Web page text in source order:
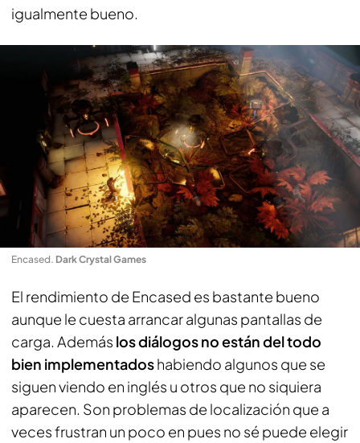
igualmente bueno.
Encased. Dark Crystal Games
El rendimiento de Encased es bastante bueno
aunque le cuesta arrancar algunas pantallas de
carga. Además los diálogos no están del todo
bien implementadoshabiendo algunos que se
siguen viendo en inglés u otros que no siquiera
aparecen. Son problemas de localización que a
veces frustran un poco en pues no sé puede elegir